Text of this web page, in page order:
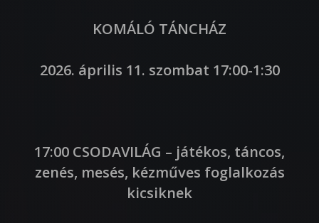
KOMÁLÓ TÁNCHÁZ
2026. április 11. szombat 17:00-1:30
17:00 CSODAVILÁG – játékos, táncos,
zenés, mesés, kézműves foglalkozás
kicsiknek